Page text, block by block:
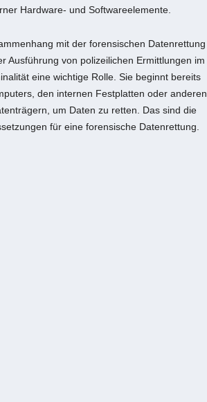
Hardware- und Softwareelemente.
mit der forensischen Datenrettung
Ausführung von polizeilichen Ermittlungen im
eine wichtige Rolle. Sie beginnt bereits
den internen Festplatten oder anderen
um Daten zu retten. Das sind die
für eine forensische Datenrettung.